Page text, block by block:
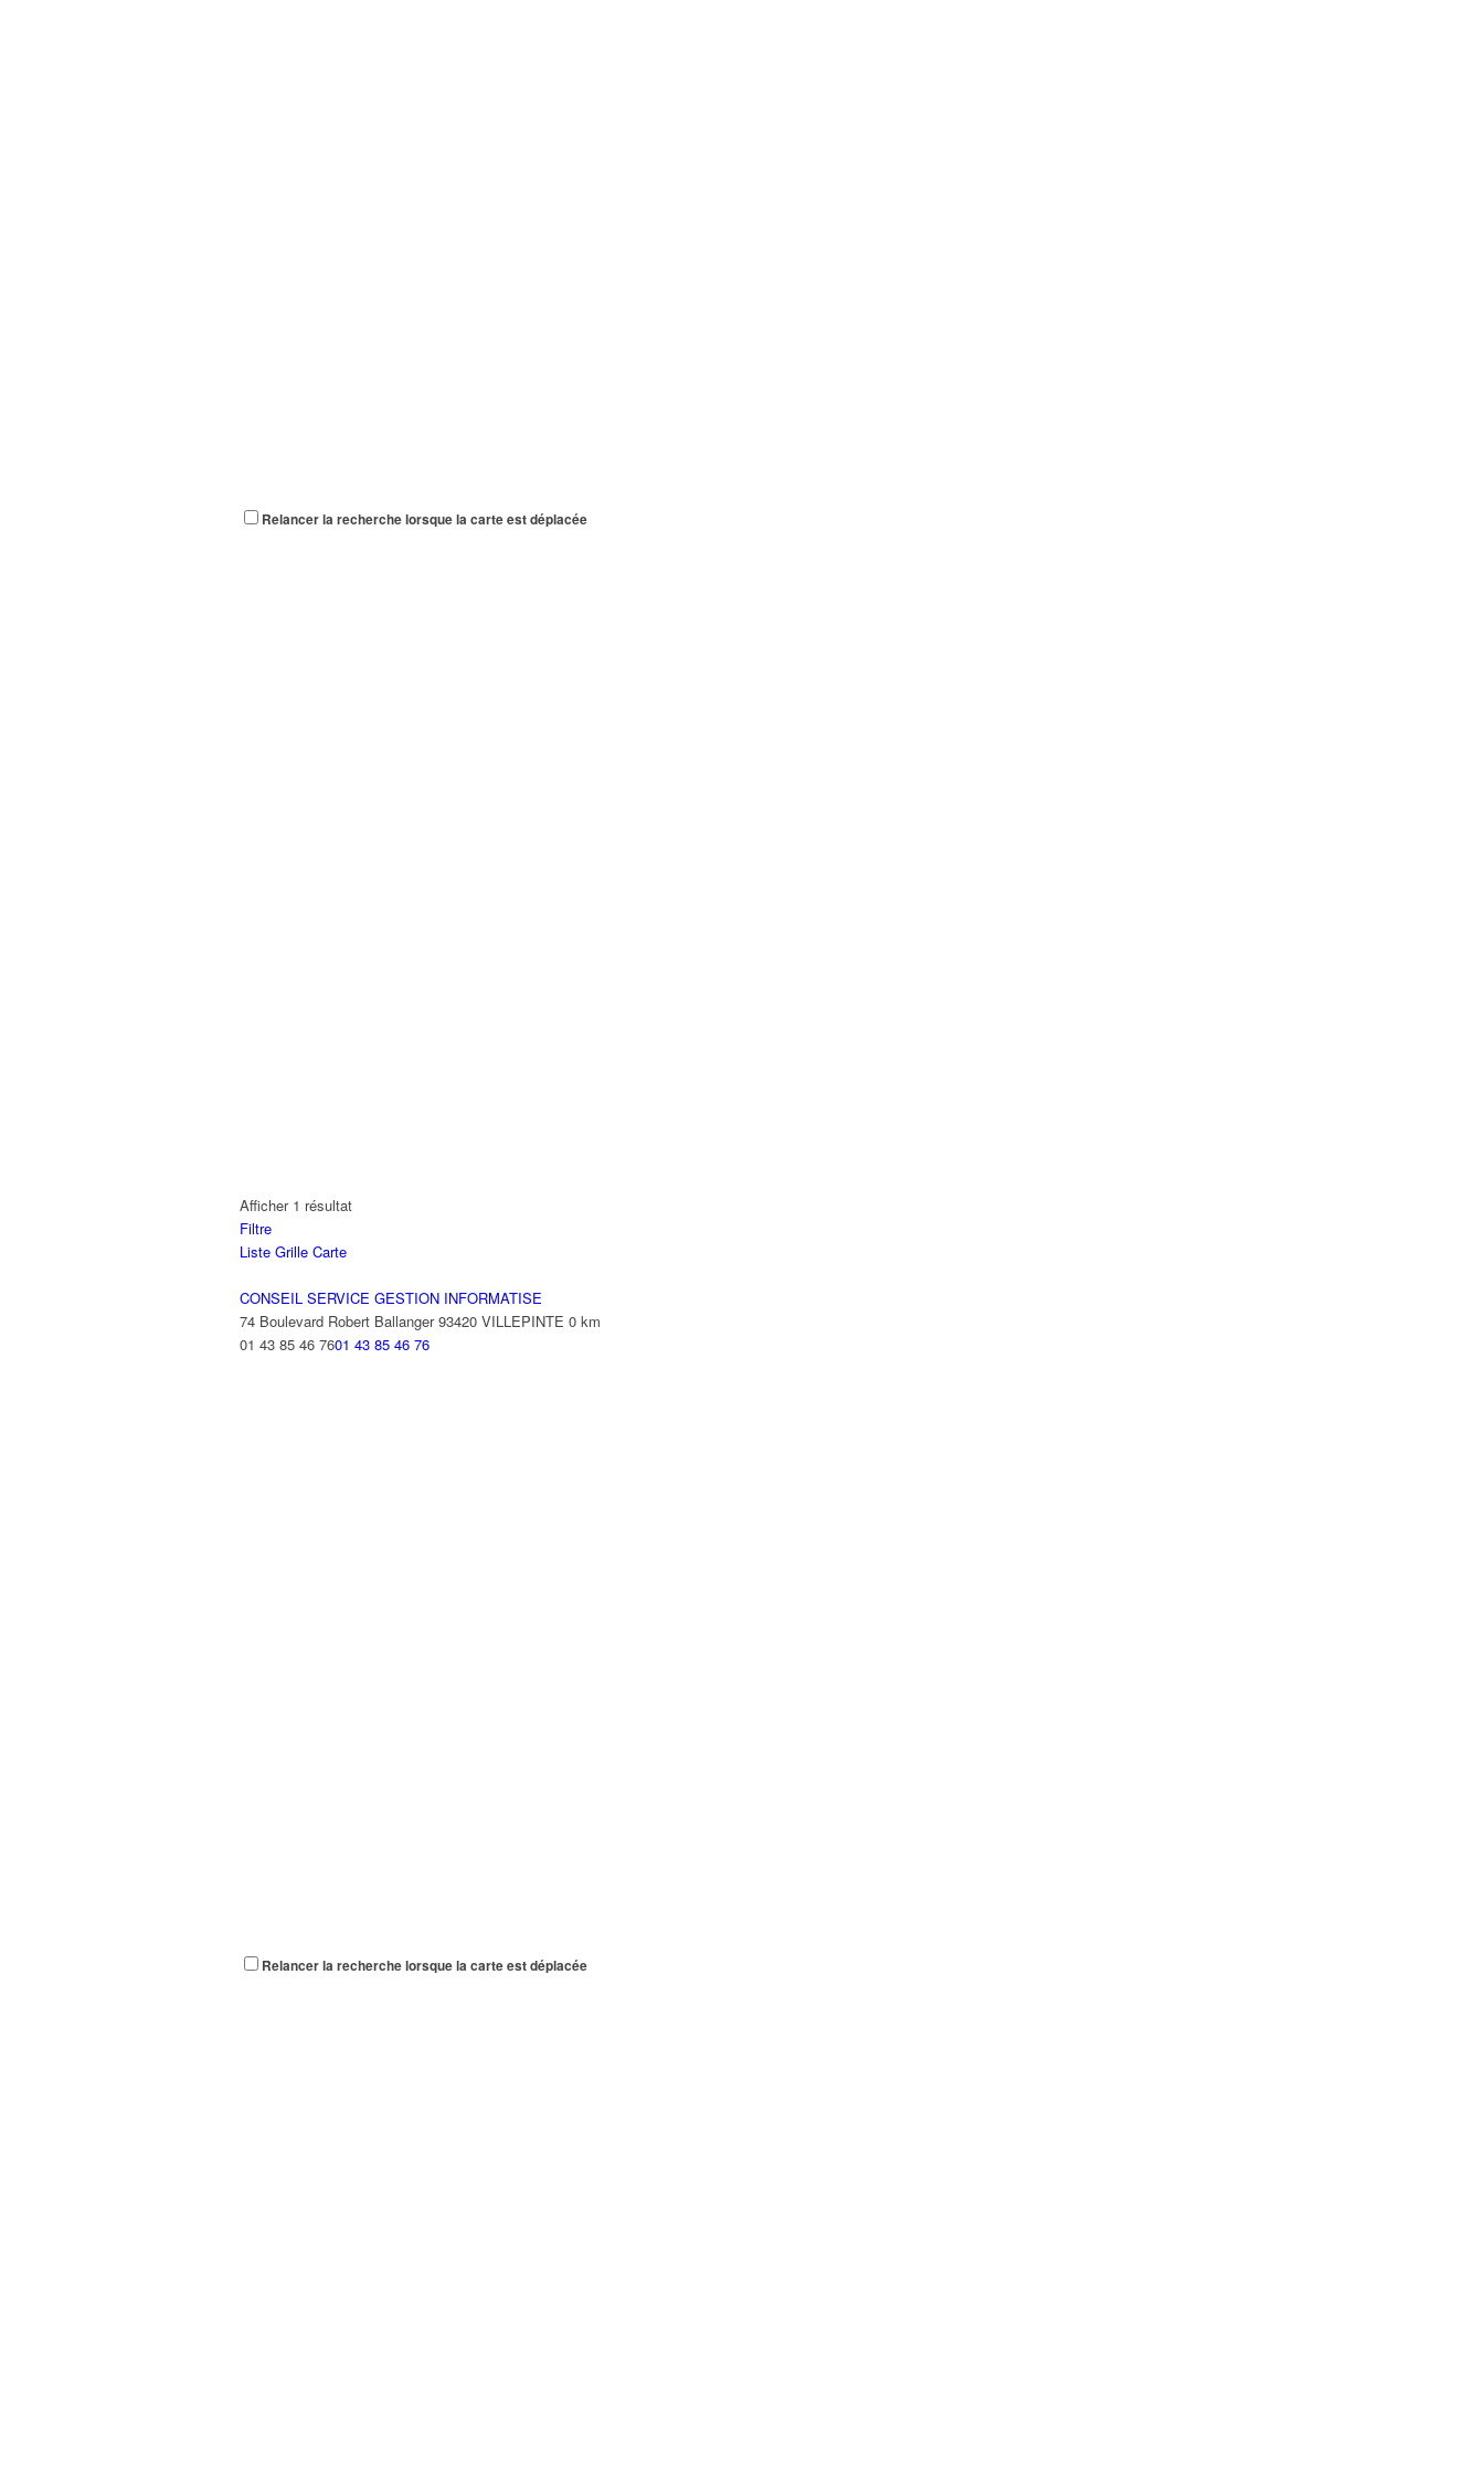
Relancer la recherche lorsque la carte est déplacée
Afficher 1 résultat
Filtre
Liste Grille Carte
CONSEIL SERVICE GESTION INFORMATISE
74 Boulevard Robert Ballanger 93420 VILLEPINTE 0 km
01 43 85 46 7601 43 85 46 76
Relancer la recherche lorsque la carte est déplacée